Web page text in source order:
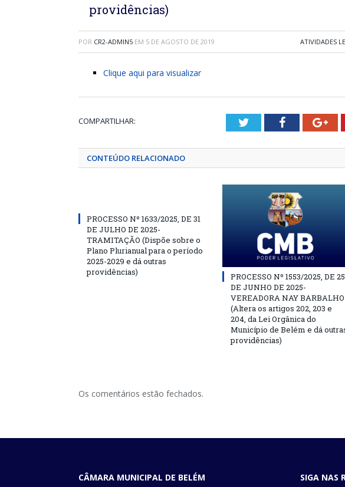
providências)
POR CR2-ADMIN5 EM 5 DE AGOSTO DE 2019 ATIVIDADES
Clique aqui para visualizar
COMPARTILHAR: TwitterFacebook
CONTEÚDO RELACIONADO
PROCESSO Nº 1633/2025, DE 31
DE JULHO DE 2025-
TRAMITAÇÃO (Dispõe sobre o
Plano Plurianual para o período
2025-2029 e dá outras
providências)
PROCESSO Nº 1553/2025, DE 25
DE JUNHO DE 2025-
VEREADORA NAY BARBALHO
(Altera os artigos 202, 203 e
204, da Lei Orgânica do
Município de Belém e dá
providências)
Os comentários estão fechados.
CÂMARA MUNICIPAL DE BELÉM SIGA NAS